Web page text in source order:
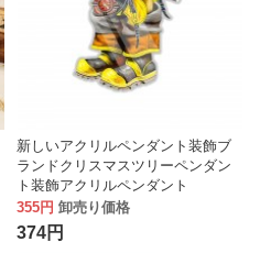
新しいアクリルペンダント装飾ブ
ランドクリスマスツリーペンダン
ト装飾アクリルペンダント
355円 卸売り価格
374円